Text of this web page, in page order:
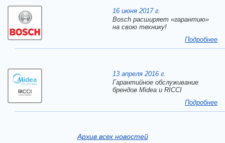
16 июня 2017 г.
Bosch расширяет «гарантию»
на свою технику!
Подробнее
13 апреля 2016 г.
Гарантийное обслуживание
брендов Midea и RICCI
Подробнее
Архив всех новостей